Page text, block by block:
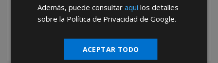
Además, puede consultaraquílos detalles
sobre la Política de Privacidad de Google.
ACEPTAR TODO